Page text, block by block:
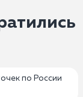
по России